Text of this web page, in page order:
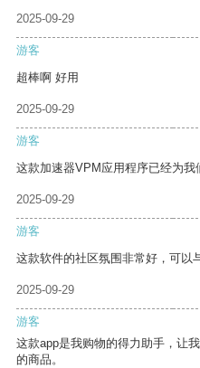
2025-09-29
游客
超棒啊 好用
2025-09-29
游客
这款加速器VPM应用程序已经为我
2025-09-29
游客
这款软件的社区氛围非常好，可以
2025-09-29
游客
这款app是我购物的得力助手，让
的商品。